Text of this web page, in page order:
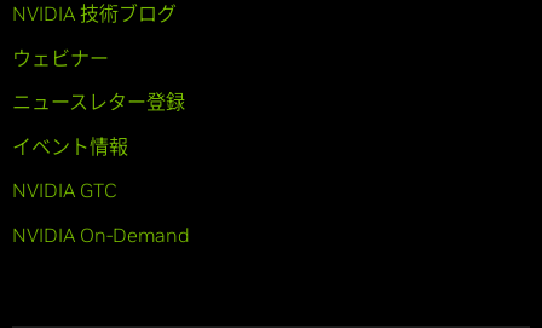
NVIDIA 技術ブログ
ウェビナー
ニュースレター登録
イベント情報
NVIDIA GTC
NVIDIA On-Demand